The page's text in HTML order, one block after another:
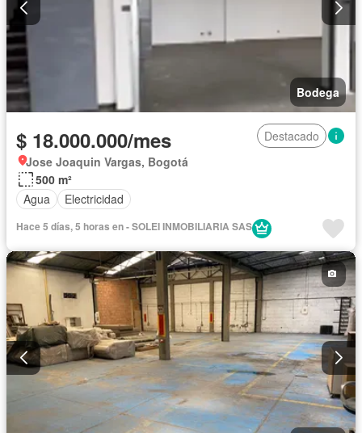
Bodega
$ 18.000.000/mes
Destacado
Jose Joaquin Vargas, Bogotá
500 m²
Agua
Electricidad
Hace 5 días, 5 horas en - SOLEI INMOBILIARIA SAS